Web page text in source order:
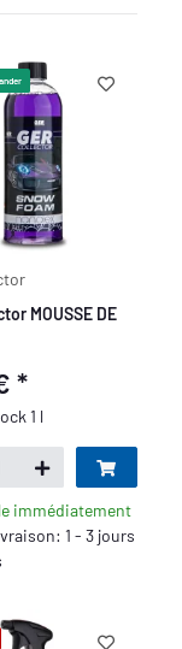
MOUSSE DE
*
1 l
immédiatement
1 - 3 jours